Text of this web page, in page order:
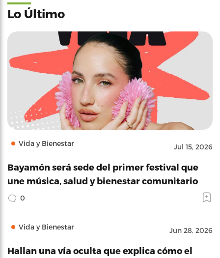
Lo Último
Vida y Bienestar Jul 15, 2026
Bayamón será sede del primer festival que
une música, salud y bienestar comunitario
0
Vida y Bienestar Jun 28, 2026
Hallan una vía oculta que explica cómo el